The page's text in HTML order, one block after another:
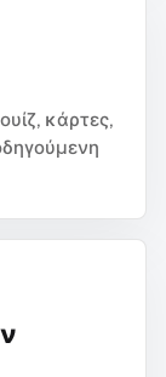
κάρτες,